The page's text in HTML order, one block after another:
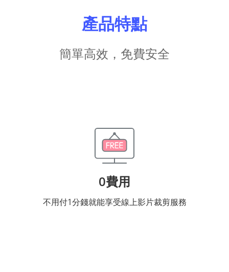
產品特點
簡單高效，免費安全
0費用
不用付1分錢就能享受線上影片裁剪服務